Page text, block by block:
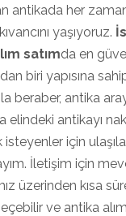
antikada her
yaşıyoruz.
satımda en
biri yapısına
beraber, antika
elindeki antikayı
isteyenler için
İletişim için
üzerinden kısa
ve antika